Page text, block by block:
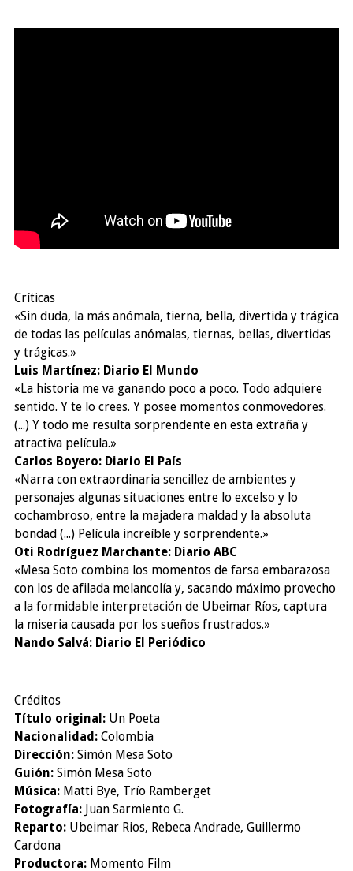
Críticas
«Sin duda, la más anómala, tierna, bella, divertida y trágica
de todas las películas anómalas, tiernas, bellas, divertidas
y trágicas.»
Luis Martínez: Diario El Mundo
«La historia me va ganando poco a poco. Todo adquiere
sentido. Y te lo crees. Y posee momentos conmovedores.
(...) Y todo me resulta sorprendente en esta extraña y
atractiva película.»
Carlos Boyero: Diario El País
«Narra con extraordinaria sencillez de ambientes y
personajes algunas situaciones entre lo excelso y lo
cochambroso, entre la majadera maldad y la absoluta
bondad (...) Película increíble y sorprendente.»
Oti Rodríguez Marchante: Diario ABC
«Mesa Soto combina los momentos de farsa embarazosa
con los de afilada melancolía y, sacando máximo provecho
a la formidable interpretación de Ubeimar Ríos, captura
la miseria causada por los sueños frustrados.»
Nando Salvá: Diario El Periódico
Créditos
Título original:Un Poeta
Nacionalidad:Colombia
Dirección:Simón Mesa Soto
Guión:Simón Mesa Soto
Música:Matti Bye, Trío Ramberget
Fotografía:Juan Sarmiento G.
Reparto:Ubeimar Rios, Rebeca Andrade, Guillermo
Cardona
Productora:Momento Film